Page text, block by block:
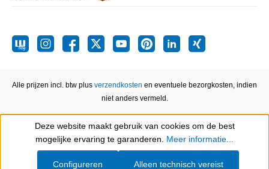
Alle prijzen incl. btw plus verzendkosten en eventuele bezorgkosten, indien
niet anders vermeld.
Show toolbar
Deze website maakt gebruik van cookies om de best
mogelijke ervaring te garanderen. Meer informatie...
Alleen technisch vereist
Configureren